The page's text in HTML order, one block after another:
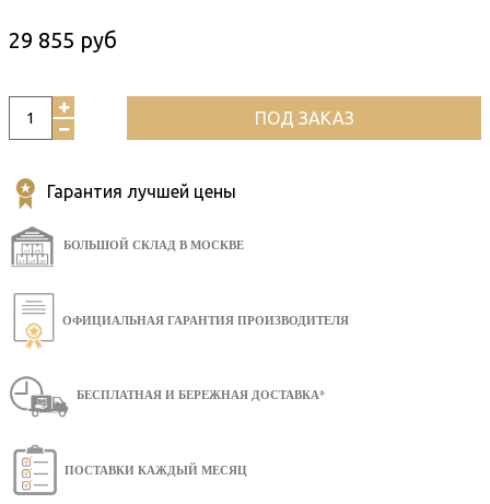
29 855 руб
ПОД ЗАКАЗ
Гарантия лучшей цены
БОЛЬШОЙ СКЛАД В МОСКВЕ
ОФИЦИАЛЬНАЯ ГАРАНТИЯ ПРОИЗВОДИТЕЛЯ
БЕСПЛАТНАЯ И БЕРЕЖНАЯ ДОСТАВКА*
ПОСТАВКИ КАЖДЫЙ МЕСЯЦ